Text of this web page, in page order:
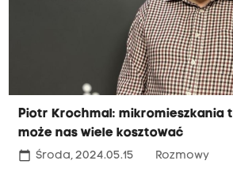
Piotr Krochmal: mikromieszkania
może nas wiele kosztować
calendar_today Środa, 2024.05.15 Rozmowy